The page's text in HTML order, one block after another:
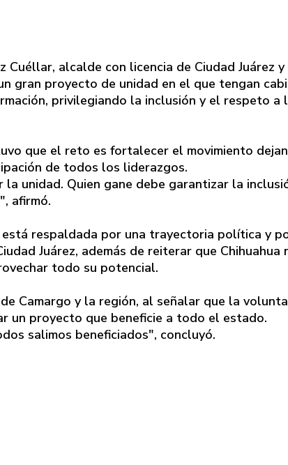
Cuéllar, alcalde con licencia de Ciudad Juárez
gran proyecto de unidad en el que tengan
privilegiando la inclusión y el respeto a
que el reto es fortalecer el movimiento
de todos los liderazgos.
unidad. Quien gane debe garantizar la
afirmó.
respaldada por una trayectoria política y
Juárez, además de reiterar que Chihuahua
todo su potencial.
Camargo y la región, al señalar que la
un proyecto que beneficie a todo el estado.
salimos beneficiados", concluyó.